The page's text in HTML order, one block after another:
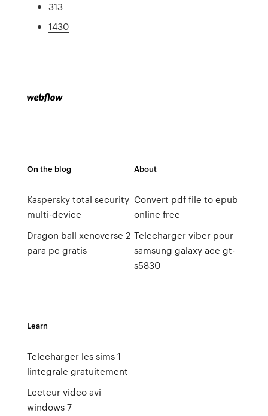
313
1430
On the blog
Kaspersky total security
multi-device
Dragon ball xenoverse 2
para pc gratis
About
Convert pdf file to epub
online free
Telecharger viber pour
samsung galaxy ace gt-
s5830
Learn
Telecharger les sims 1
lintegrale gratuitement
Lecteur video avi
windows 7